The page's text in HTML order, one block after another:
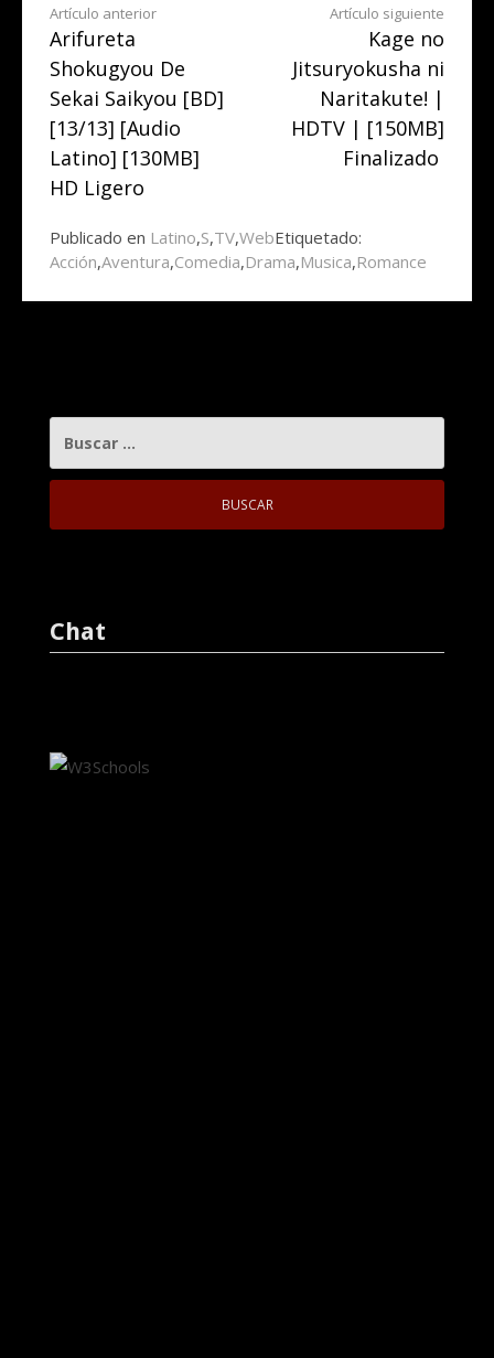
Seguir
leyendo
Artículo anterior
Arifureta
Shokugyou De
Sekai Saikyou [BD]
[13/13] [Audio
Latino] [130MB]
HD Ligero
Artículo siguiente
Kage no
Jitsuryokusha ni
Naritakute! |
HDTV | [150MB]
Finalizado
Publicado en Latino,S,TV,WebEtiquetado:
Acción,Aventura,Comedia,Drama,Musica,Romance
Chat